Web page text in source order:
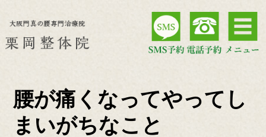
腰が痛くなってやってし
まいがちなこと